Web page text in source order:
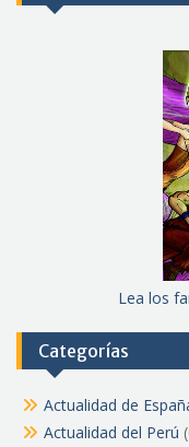
Lea los
Categorías
Actualidad de
Actualidad del Perú